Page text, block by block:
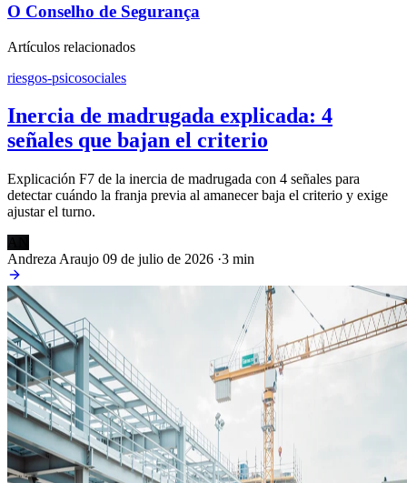
O Conselho de Segurança
Artículos relacionados
riesgos-psicosociales
Inercia de madrugada explicada: 4
señales que bajan el criterio
Explicación F7 de la inercia de madrugada con 4 señales para
detectar cuándo la franja previa al amanecer baja el criterio y exige
ajustar el turno.
Andreza Araujo 09 de julio de 2026 ·3 min